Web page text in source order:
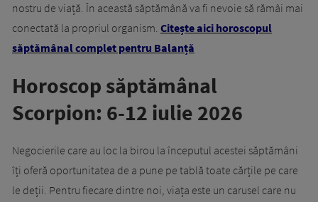
nostru de viață. În această săptămână va fi nevoie să rămâi mai
conectată la propriul organism. Citește aici horoscopul
săptămânal complet pentru Balanță
Horoscop săptămânal
Scorpion: 6-12 iulie 2026
Negocierile care au loc la birou la începutul acestei săptămâni
îți oferă oportunitatea de a pune pe tablă toate cărțile pe care
le deții. Pentru fiecare dintre noi, viața este un carusel care nu